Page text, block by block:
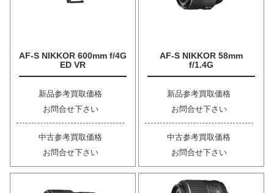
AF-S NIKKOR 600mm f/4G
ED VR
新品参考買取価格
お問合せ下さい
中古参考買取価格
お問合せ下さい
AF-S NIKKOR 58mm
f/1.4G
新品参考買取価格
お問合せ下さい
中古参考買取価格
お問合せ下さい